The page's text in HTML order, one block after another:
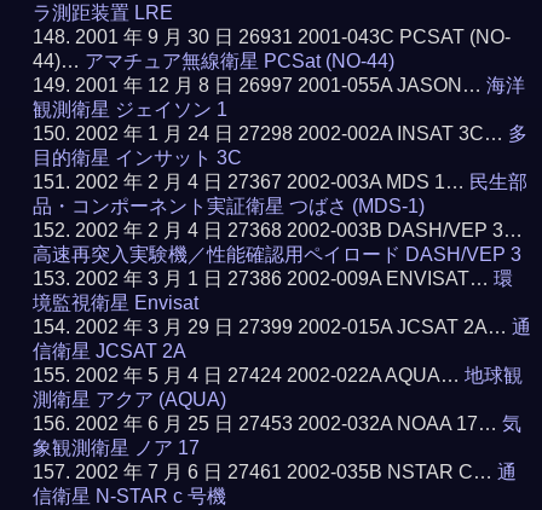
ラ測距装置 LRE
2001 年 9 月 30 日 26931 2001-043C PCSAT (NO-
44)… アマチュア無線衛星 PCSat (NO-44)
2001 年 12 月 8 日 26997 2001-055A JASON…海洋
観測衛星 ジェイソン 1
2002 年 1 月 24 日 27298 2002-002A INSAT 3C… 多
目的衛星 インサット 3C
2002 年 2 月 4 日 27367 2002-003A MDS 1… 民生部
品・コンポーネント実証衛星 つばさ (MDS-1)
2002 年 2 月 4 日 27368 2002-003B DASH/VEP 3…
高速再突入実験機／性能確認用ペイロード DASH/VEP 3
2002 年 3 月 1 日 27386 2002-009A ENVISAT…環
境監視衛星 Envisat
2002 年 3 月 29 日 27399 2002-015A JCSAT 2A…通
信衛星 JCSAT 2A
2002 年 5 月 4 日 27424 2002-022A AQUA…地球観
測衛星 アクア (AQUA)
2002 年 6 月 25 日 27453 2002-032A NOAA 17…気
象観測衛星 ノア 17
2002 年 7 月 6 日 27461 2002-035B NSTAR C…通
信衛星 N-STAR c 号機